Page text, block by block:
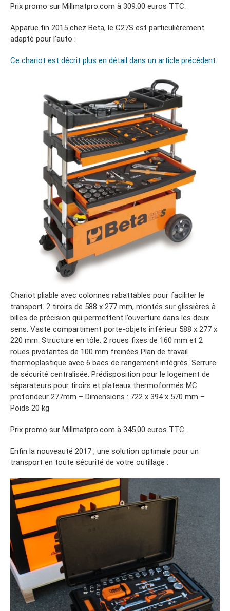
Prix promo sur Millmatpro.com à 309.00 euros TTC.
Apparue fin 2015 chez Beta, le C27S est particulièrement
adapté pour l’auto :
Ce chariot est décrit plus en détail dans un article précédent.
Chariot pliable avec colonnes rabattables pour faciliter le
transport. 2 tiroirs de 588 x 277 mm, montés sur glissières à
billes de précision qui permettent l’ouverture dans les deux
sens. Vaste compartiment porte-objets inférieur 588 x 277 x
220 mm. Structure en tôle. 2 roues fixes de 160 mm et 2
roues pivotantes de 100 mm freinées Plan de travail
thermoplastique avec 6 bacs de rangement intégrés. Serrure
de sécurité centralisée. Prédisposition pour le logement de
séparateurs pour tiroirs et plateaux thermoformés MC
profondeur 277mm – Dimensions : 722 x 394 x 570 mm –
Poids 20 kg
Prix promo sur Millmatpro.com à 345.00 euros TTC.
Enfin la nouveauté 2017 , une solution optimale pour un
transport en toute sécurité de votre outillage :